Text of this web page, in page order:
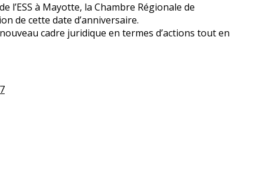
l’ESS à Mayotte, la Chambre Régionale de
de cette date d’anniversaire.
cadre juridique en termes d’actions tout en